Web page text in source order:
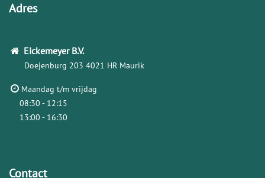
Adres
Eickemeyer B.V.
Doejenburg 203 4021 HR Maurik
Maandag t/m vrijdag
08:30 - 12:15
13:00 - 16:30
Contact